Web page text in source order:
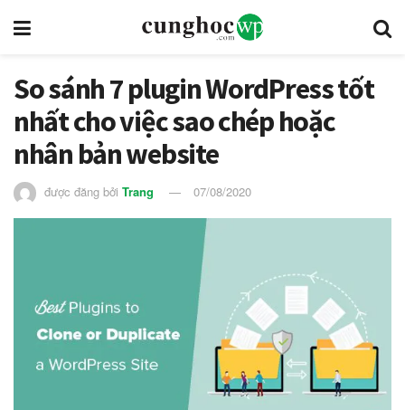
So sánh 7 plugin WordPress tốt
nhất cho việc sao chép hoặc
nhân bản website
được đăng bởi Trang 07/08/2020